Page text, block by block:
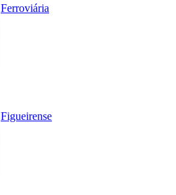
Ferroviária
Figueirense